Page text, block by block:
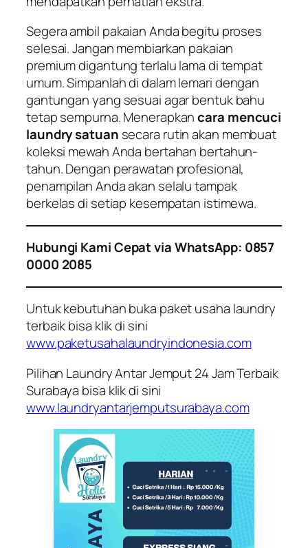
Segera ambil pakaian Anda begitu proses
selesai. Jangan membiarkan pakaian
premium digantung terlalu lama di tempat
umum. Simpanlah di dalam lemari dengan
gantungan yang sesuai agar bentuk bahu
tetap sempurna. Menerapkancara mencuci
laundry satuan secara rutin akan membuat
koleksi mewah Anda bertahan bertahun-
tahun. Dengan perawatan profesional,
penampilan Anda akan selalu tampak
berkelas di setiap kesempatan istimewa.
Hubungi Kami Cepat via WhatsApp: 0857
0000 2085
Untuk kebutuhan buka paket usaha laundry
terbaik bisa klik di sini
www.paketusahalaundryindonesia.com
Pilihan Laundry Antar Jemput 24 Jam Terbaik
Surabaya bisa klik di sini
www.laundryantarjemputsurabaya.com